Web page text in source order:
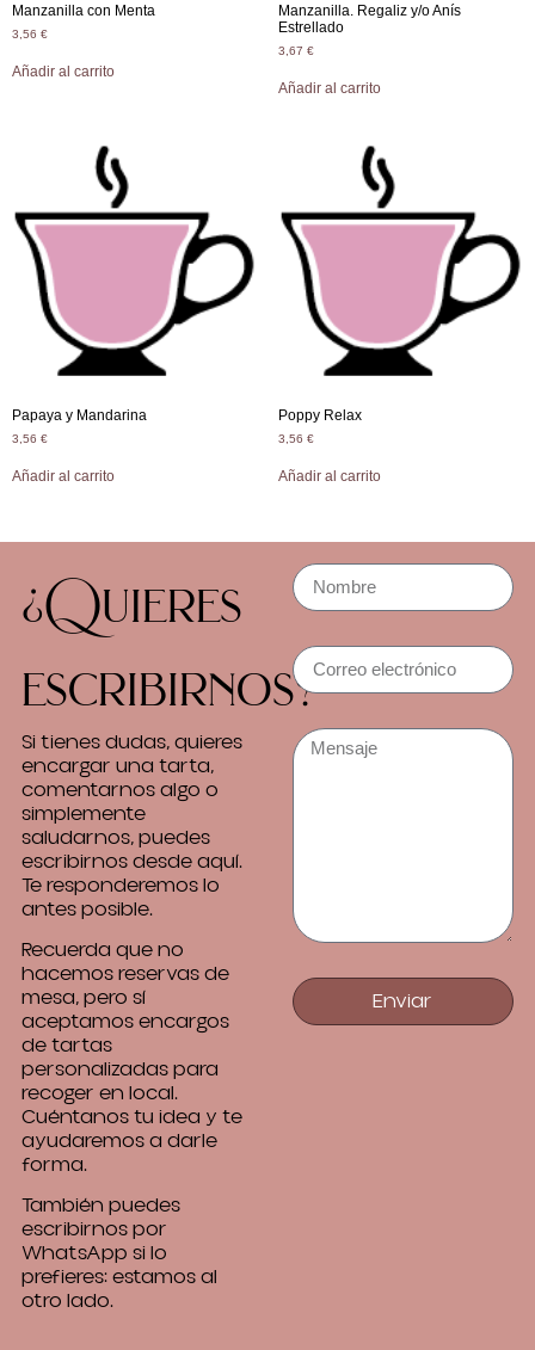
Manzanilla con Menta
3,56 €
Añadir al carrito
Manzanilla. Regaliz y/o Anís
Estrellado
3,67 €
Añadir al carrito
Papaya y Mandarina
3,56 €
Añadir al carrito
Poppy Relax
3,56 €
Añadir al carrito
¿Quieres
escribirnos?
Si tienes dudas, quieres
encargar una tarta,
comentarnos algo o
simplemente
saludarnos, puedes
escribirnos desde aquí.
Te responderemos lo
antes posible.
Recuerda que no
hacemos reservas de
mesa, pero sí
aceptamos encargos
de tartas
personalizadas para
recoger en local.
Cuéntanos tu idea y te
ayudaremos a darle
forma.
También puedes
escribirnos por
WhatsApp si lo
prefieres: estamos al
otro lado.
Enviar